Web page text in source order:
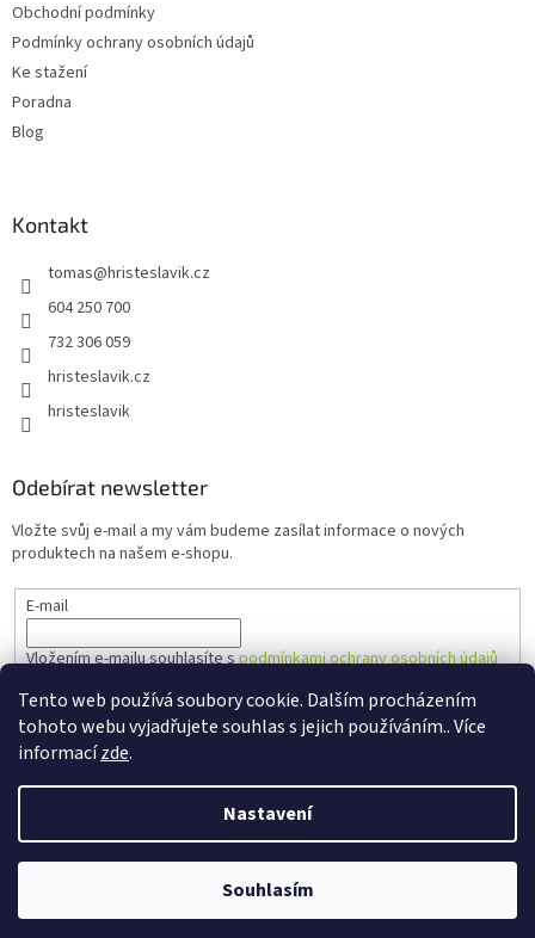
Tento web používá soubory cookie. Dalším procházením
tohoto webu vyjadřujete souhlas s jejich používáním.. Více
informacízde.
Nastavení
Souhlasím
Obchodní podmínky
Podmínky ochrany osobních údajů
Ke stažení
Poradna
Blog
Kontakt
tomas@hristeslavik.cz
604 250 700
732 306 059
hristeslavik.cz
hristeslavik
Odebírat newsletter
Vložte svůj e-mail a my vám budeme zasílat informace o nových
produktech na našem e-shopu.
E-mail
Vložením e-mailu souhlasíte spodmínkami ochrany osobních údajů
PŘIHLÁSIT SE
Vytvořil Shoptet
Hřiště Slavík. Všechna práva vyhrazena.